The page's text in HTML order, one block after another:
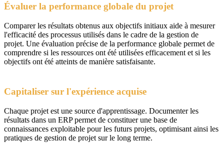
Évaluer la performance globale du projet
Comparer les résultats obtenus aux objectifs initiaux aide à mesurer
l'efficacité des processus utilisés dans le cadre de la gestion de
projet. Une évaluation précise de la performance globale permet de
comprendre si les ressources ont été utilisées efficacement et si les
objectifs ont été atteints de manière satisfaisante.
Capitaliser sur l'expérience acquise
Chaque projet est une source d'apprentissage. Documenter les
résultats dans un ERP permet de constituer une base de
connaissances exploitable pour les futurs projets, optimisant ainsi les
pratiques de gestion de projet sur le long terme.